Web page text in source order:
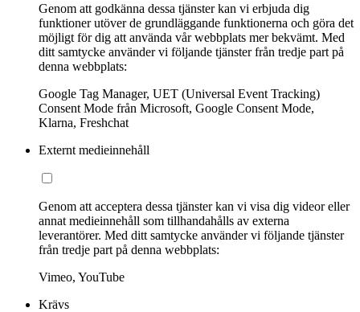
Genom att godkänna dessa tjänster kan vi erbjuda dig
funktioner utöver de grundläggande funktionerna och göra det
möjligt för dig att använda vår webbplats mer bekvämt. Med
ditt samtycke använder vi följande tjänster från tredje part på
denna webbplats:
Google Tag Manager, UET (Universal Event Tracking)
Consent Mode från Microsoft, Google Consent Mode,
Klarna, Freshchat
Externt medieinnehåll
Genom att acceptera dessa tjänster kan vi visa dig videor eller
annat medieinnehåll som tillhandahålls av externa
leverantörer. Med ditt samtycke använder vi följande tjänster
från tredje part på denna webbplats:
Vimeo, YouTube
Krävs